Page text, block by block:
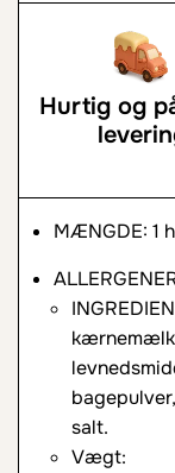
Hurtig og
MÆNGDE: 1
salt.
Vægt: